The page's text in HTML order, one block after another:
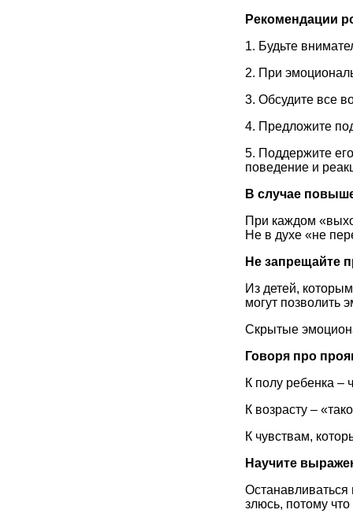
Рекомендации
1. Будьте
2. При
3. Обсудите все
4. Предложите
5. Поддержите
поведение и
В случае
При каждом
Не в духе «не
Не запрещайте
Из детей,
могут позволить
Скрытые
Говоря про
К полу ребенка –
К возрасту –
К чувствам,
Научите
Останавливаться
злюсь, потому